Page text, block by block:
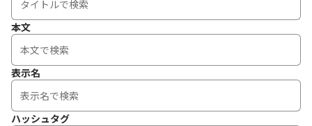
本文
表示名
ハッシュタグ